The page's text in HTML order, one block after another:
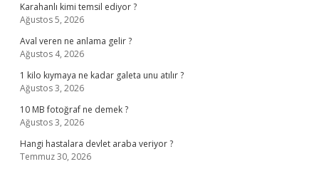
Karahanlı kimi temsil ediyor ?
Ağustos 5, 2026
Aval veren ne anlama gelir ?
Ağustos 4, 2026
1 kilo kıymaya ne kadar galeta unu atılır ?
Ağustos 3, 2026
10 MB fotoğraf ne demek ?
Ağustos 3, 2026
Hangi hastalara devlet araba veriyor ?
Temmuz 30, 2026